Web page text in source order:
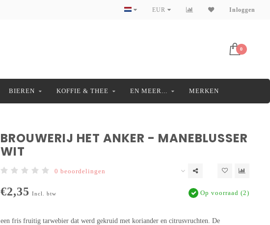
EUR Inloggen
0
BIEREN KOFFIE & THEE EN MEER... MERKEN
BROUWERIJ HET ANKER - MANEBLUSSER
WIT
0 beoordelingen
€2,35 Incl. btw Op voorraad (2)
een fris fruitig tarwebier dat werd gekruid met koriander en citrusvruchten. De